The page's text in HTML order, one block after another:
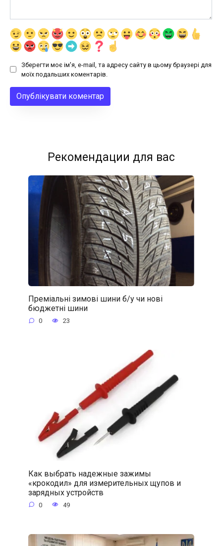
Зберегти моє ім'я, e-mail, та адресу сайту в цьому браузері для
моїх подальших коментарів.
Рекомендации для вас
Преміальні зимові шини б/у чи нові
бюджетні шини
0 23
Как выбрать надежные зажимы
«крокодил» для измерительных щупов и
зарядных устройств
0 49